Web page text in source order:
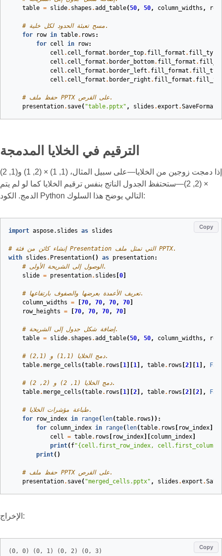
table = slide. shapes .add_table(50, 50, column_widths ,
# مسح تعبئة الحدود لكل خلية.
for
row in table. rows :
for cell in row:
cell . cell_format . border_top. fill_format . fill_type
cell . cell_format . border_bottom. fill_format .
cell . cell_format . border_left . fill_format .
cell . cell_format . border_right . fill_format .
# حفظ ملف PPTX على القرص.
presentation. save( "table.pptx" , slides .export .SaveFormat
الترقيم في الخلايا المدمجة
إذا دمجت زوجين من الخلايا—على سبيل المثال، (1, 1) × (2, 1) و(1, 2)
× (2, 2)—ستحتفظ الجدول الناتج بنفس ترقيم الخلايا كما لو لم يتم
الدمج. الكود Python التالي يوضح هذا السلوك:
Copy
import aspose.slides as slides
# إنشاء كائن من فئة Presentation التي تمثل ملف PPTX.
with slides . Presentation() as presentation:
# الوصول إلى الشريحة الأولى.
slide = presentation. slides 0
# تعريف الأعمدة بعرضها والصفوف بارتفاعها.
column_widths = 70, 70, 70, 70
row_heights = 70, 70, 70, 70
# إضافة شكل جدول إلى الشريحة.
table = slide. shapes .add_table(50, 50, column_widths ,
# دمج الخلايا (1,1) و (2,1).
table.merge_cells (table. rows 1 1 ], table. rows 2 1 ],
# دمج الخلايا (1, 2) و (2, 2).
table.merge_cells (table. rows 1 2 ], table. rows 2 2 ],
# طباعة مؤشرات الخلايا.
for
row_index in range( len(table. rows )):
for column_index in range( len(table. rows row_index
cell = table. rows row_index column_index
print( f"{cell.first_row_index,
print()
# حفظ ملف PPTX على القرص.
presentation. save( "merged_cells.pptx" , slides .export .
الإخراج:
Copy
(0, 0) (0, 1) (0, 2) (0, 3)